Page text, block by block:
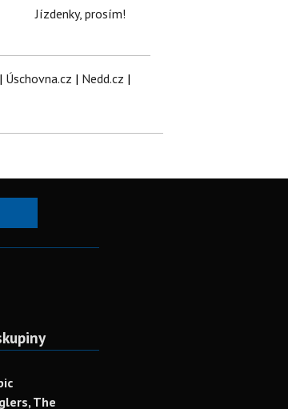
Jízdenky, prosím!
| Úschovna.cz | Nedd.cz |
The